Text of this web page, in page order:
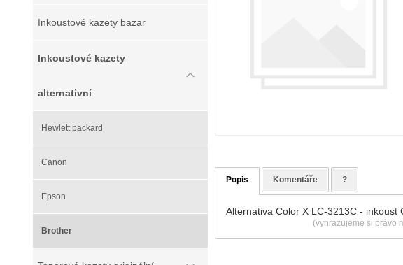
Inkoustové kazety bazar
Inkoustové kazety
alternativní
Hewlett packard
Canon
Epson
Brother
Popis Komentáře ?
Alternativa Color X LC-3213C - inkoust
(vyhrazujeme si právo